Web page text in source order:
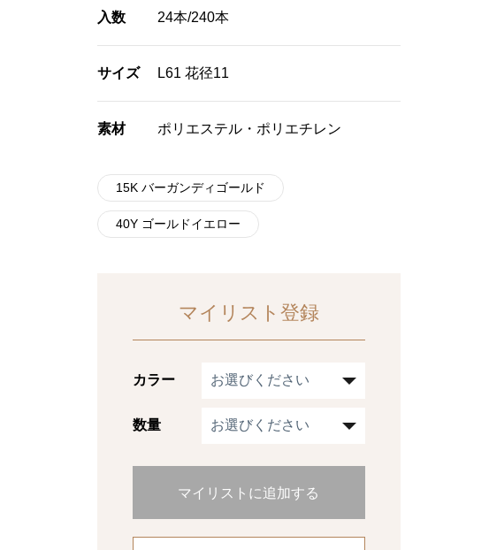
入数 24本/240本
サイズ L61 花径11
素材 ポリエステル・ポリエチレン
15K バーガンディゴールド
40Y ゴールドイエロー
マイリスト登録
カラー
数量
マイリストに追加する